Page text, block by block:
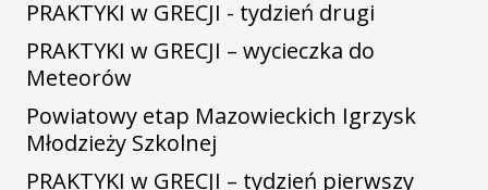
PRAKTYKI w GRECJI - tydzień drugi
PRAKTYKI w GRECJI – wycieczka do
Meteorów
Powiatowy etap Mazowieckich Igrzysk
Młodzieży Szkolnej
PRAKTYKI w GRECJI – tydzień pierwszy